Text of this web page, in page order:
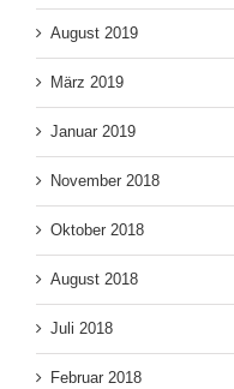
August 2019
März 2019
Januar 2019
November 2018
Oktober 2018
August 2018
Juli 2018
Februar 2018